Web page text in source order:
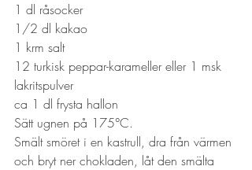
1 dl råsocker
1/2 dl kakao
1 krm salt
12 turkisk peppar-karameller eller 1 msk
lakritspulver
ca 1 dl frysta hallon
Sätt ugnen på 175°C.
Smält smöret i en kastrull, dra från värmen
och bryt ner chokladen, låt den smälta